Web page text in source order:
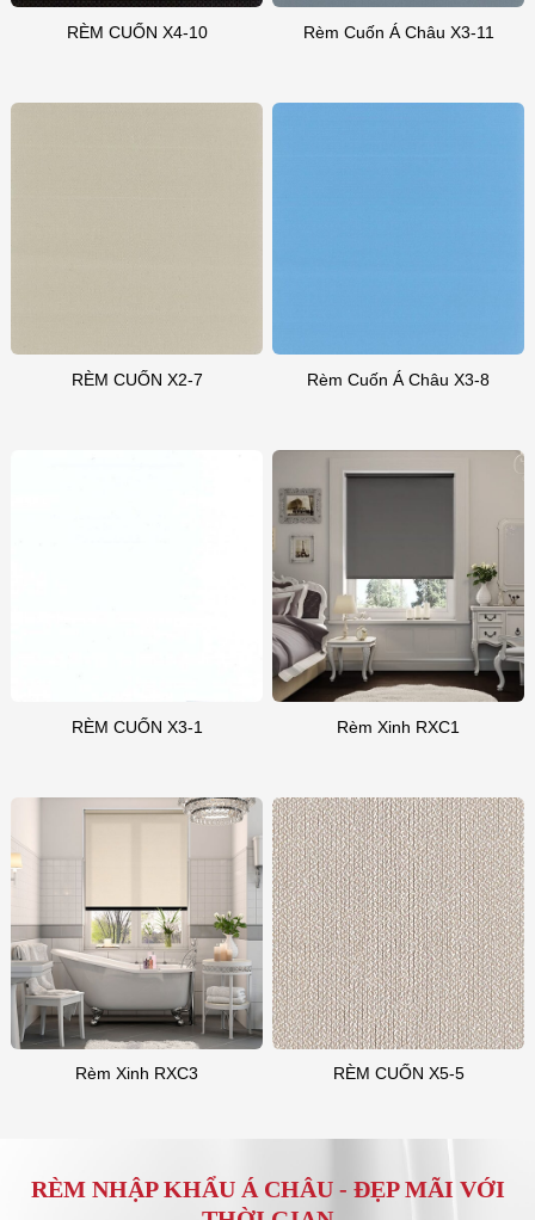
RÈM CUỐN X4-10 Rèm Cuốn Á Châu X3-11
RÈM CUỐN X2-7 Rèm Cuốn Á Châu X3-8
RÈM CUỐN X3-1 Rèm Xinh RXC1
Rèm Xinh RXC3 RÈM CUỐN X5-5
RÈM NHẬP KHẨU Á CHÂU - ĐẸP MÃI VỚI